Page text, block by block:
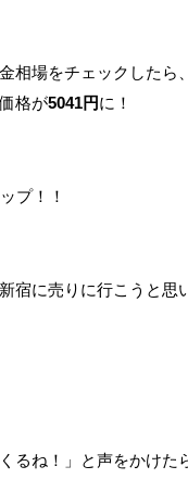
相場をチェックしたら、
格が5041円に！
プ！！
宿に売りに行こうと思
るね！」と声をかけた